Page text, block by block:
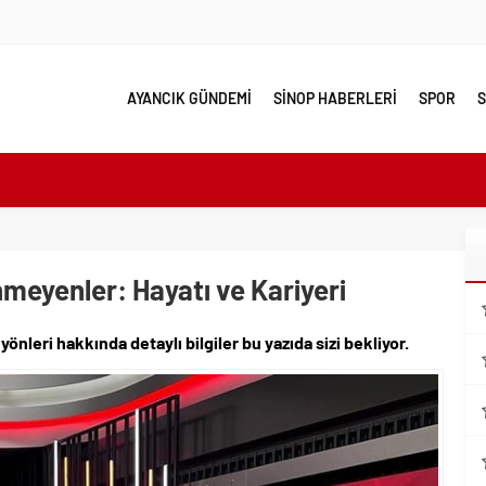
AYANCIK GÜNDEMİ SİNOP HABERLERİ SPOR
takip
Yol Bakım ve Onarım Çalışması
Attı
Nostalji Dolu Klasiklerle Devam Ediyor
Her Gün Yüzlerce Vatandaş Faydalanıyor
Yer
İçin Uygun mu?
Hayatı ve Kariyeri
hakkında detaylı bilgiler bu yazıda sizi bekliyor.